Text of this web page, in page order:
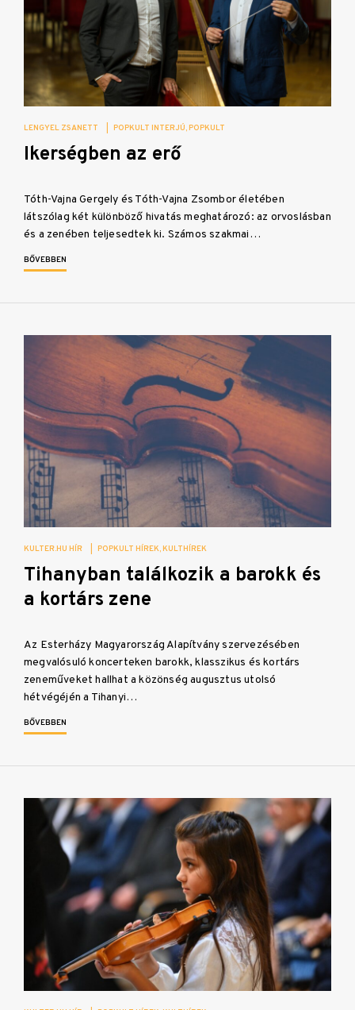
LENGYEL ZSANETT POPKULT INTERJÚ POPKULT
Ikerségben az erő
Tóth-Vajna Gergely és Tóth-Vajna Zsombor életében
látszólag két különböző hivatás meghatározó: az orvoslásban
és a zenében teljesedtek ki. Számos szakmai…
BŐVEBBEN
KULTER.HU HÍR POPKULT HÍREK KULTHÍREK
Tihanyban találkozik a barokk és
a kortárs zene
Az Esterházy Magyarország Alapítvány szervezésében
megvalósuló koncerteken barokk, klasszikus és kortárs
zeneműveket hallhat a közönség augusztus utolsó
hétvégéjén a Tihanyi…
BŐVEBBEN